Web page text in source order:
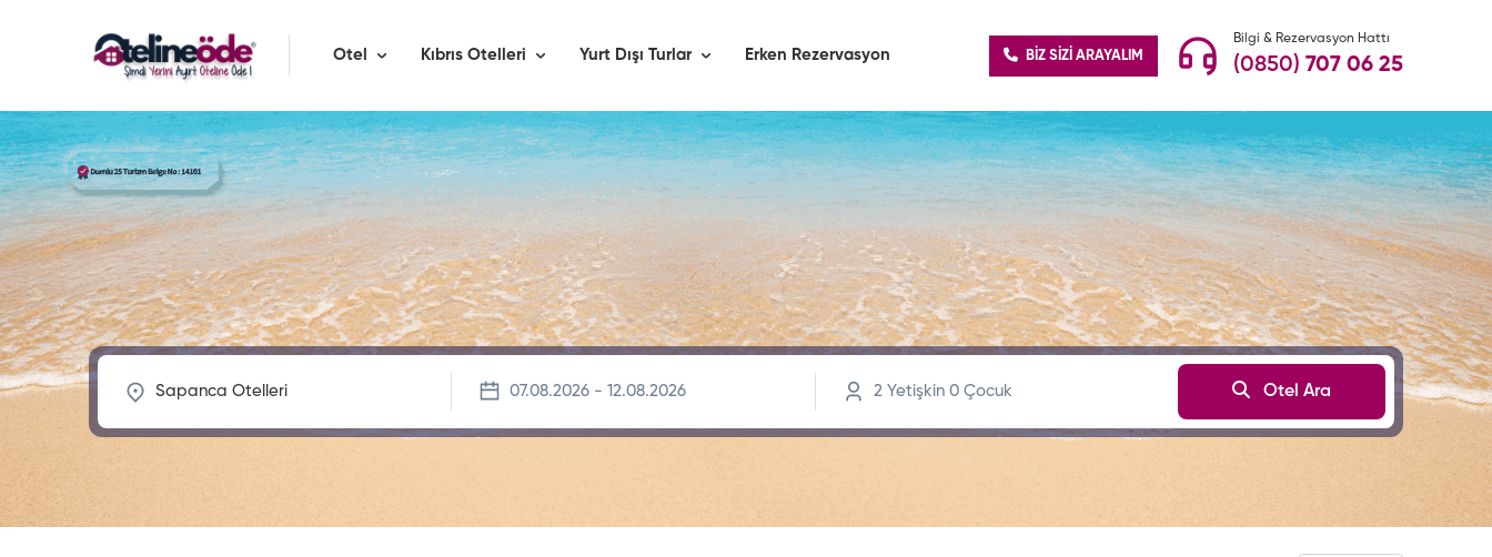
Otel Kıbrıs Otelleri Yurt Dışı Turlar Erken Rezervasyon BİZ SİZİ ARAYALIM
Bilgi & Rezervasyon Hattı
(0850) 707 06 25
2 Yetişkin 0Çocuk Otel Ara